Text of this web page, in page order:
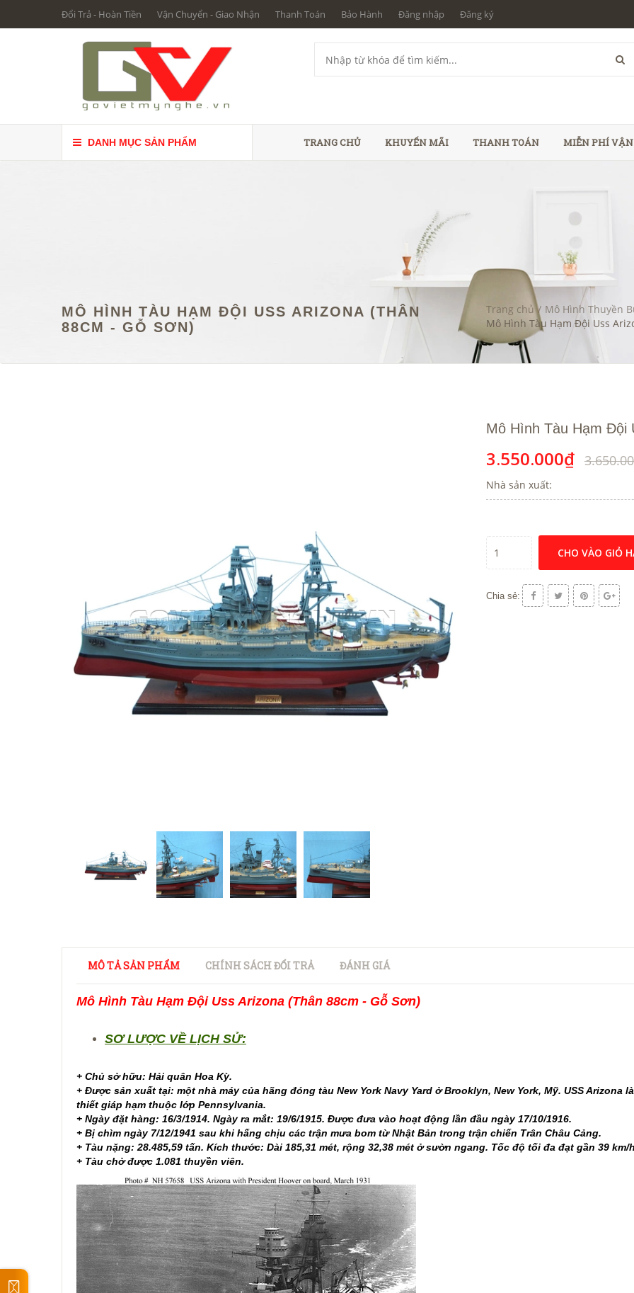
Đổi Trả - Hoàn Tiền Vận Chuyển - Giao Nhận Thanh Toán Bảo Hành Đăng nhập Đăng ký
DANH MỤC SẢN PHẨM TRANG CHỦ KHUYẾN MÃI THANH TOÁN MIỄN PHÍ
MÔ HÌNH TÀU HẠM ĐỘI USS ARIZONA (THÂN
88CM - GỖ SƠN)
Trang chủ / Mô Hình Thuyền
Mô Hình Tàu Hạm Đội Uss
Mô Hình Tàu Hạm Đội
3.550.000₫
Nhà sản xuất:
CHO VÀO GIỎ
Chia sẻ:
MÔ TẢ SẢN PHẨM CHÍNH SÁCH ĐỔI TRẢ ĐÁNH GIÁ
Mô Hình Tàu Hạm Đội Uss Arizona (Thân 88cm - Gỗ Sơn)
SƠ LƯỢC VỀ LỊCH SỬ:
+ Chủ sở hữu: Hải quân Hoa Kỳ.
+ Được sản xuất tại: một nhà máy của hãng đóng tàu New York Navy Yard ở Brooklyn, New York, Mỹ. USS Arizona
thiết giáp hạm thuộc lớp Pennsylvania.
+ Ngày đặt hàng: 16/3/1914. Ngày ra mắt: 19/6/1915. Được đưa vào hoạt động lần đầu ngày 17/10/1916.
+ Bị chìm ngày 7/12/1941 sau khi hấng chịu các trận mưa bom từ Nhật Bản trong trận chiến Trân Châu Cảng.
+ Tàu nặng: 28.485,59 tấn. Kích thước: Dài 185,31 mét, rộng 32,38 mét ở sườn ngang. Tốc độ tối đa đạt gần 39 km/
+ Tàu chở được 1.081 thuyền viên.